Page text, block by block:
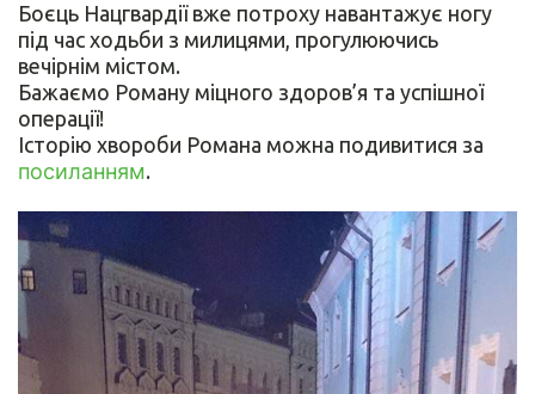
Боєць Нацгвардії вже потроху навантажує ногу
під час ходьби з милицями, прогулюючись
вечірнім містом.
Бажаємо Роману міцного здоров’я та успішної
операції!
Історію хвороби Романа можна подивитися за
посиланням.